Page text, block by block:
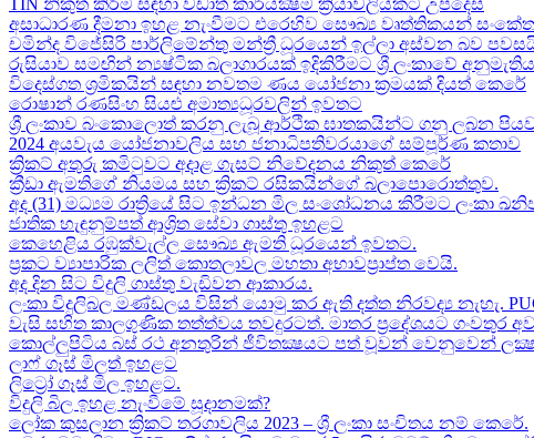
TIN නිකුත් කිරීම සඳහා වඩාත් කාර්යක්‍ෂම ක්‍රියාවලියකට උපදෙස්
අසාධාරණ දීමනා ඉහළ නැංවීමට එරෙහිව සෞඛ්‍ය වෘත්තිකයන්
චමින්ද විජේසිරි පාර්ලිමේන්තු මන්ත්‍රී ධූරයෙන් ඉල්ලා අස්වන බව
රුසියාව සමඟින් න්‍යෂ්ටික බලාගාරයක් ඉදිකිරීමට ශ්‍රී ලංකාවේ
විදෙස්ගත ශ්‍රමිකයින් සඳහා නවතම ණය යෝජනා ක්‍රමයක් දියත් කෙරේ
රොෂාන් රණසිංහ සියළු අමාත්‍යධූරවලින් ඉවතට​
ශ්‍රී ලංකාව බංකොලොත් කරනු ලැබූ ආර්ථික ඝාතකයින්ට ගනු ලබන
2024 අයවැය යෝජනාවලිය​ සහ ජනාධිපතිවරයාගේ සම්පූර්ණ කතාව​
ක්‍රිකට් අතුරු කමිටුවට අදාළ ගැසට් නිවේදනය නිකුත් කෙරේ
ක්‍රීඩා ඇමතිගේ නියමය​ සහ ක්‍රිකට් රසිකයින්ගේ බලාපොරොත්තුව.
අද (31) මධ්‍යම රාත්‍රියේ සිට ඉන්ධන මිල සංශෝධනය කිරීමට ලංකා
ජාතික හැඳුනුම්පත් ආශ්‍රිත සේවා ගාස්තු ඉහළට
කෙහෙළිය රඹුක්වැල්ල සෞඛ්‍ය ඇමති ධූරයෙන් ඉවතට​.
ප්‍රකට ව්‍යාපාරික ලලිත් කොතලාවල මහතා අභාවප්‍රාප්ත වෙයි.
අද දින​ සිට විදුලි ගාස්තු වැඩිවන ආකාරය​.
ලංකා විදුලිබල මණ්ඩලය විසින් යොමු කර ඇති දත්ත නිරවද්‍ය නැහැ.
වැසි සහිත කාලගුණික තත්ත්වය තවදුරටත්. මාතර ප්‍රදේශයට ගංවතුර
කොල්ලුපිටිය බස් රථ අනතුරින් ජීවිතක්‍ෂයට පත් වූවන් වෙනුවෙන් ලක්‍ෂ
ලාෆ් ගෑස් මිලත් ඉහළට​
ලිට්‍රෝ ගෑස් මිල​ ඉහළට​.
විදුලි බිල ඉහළ නැංවීමේ සූදානමක්?
ලෝක කුසලාන ක්‍රිකට් තරගාවලිය 2023 – ශ්‍රී ලංකා සංචිතය නම් කෙරේ​.